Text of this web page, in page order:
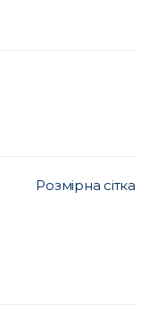
Розмірна сітка